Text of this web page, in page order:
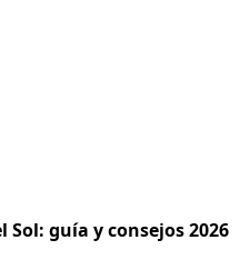
Sol: guía y consejos 2026